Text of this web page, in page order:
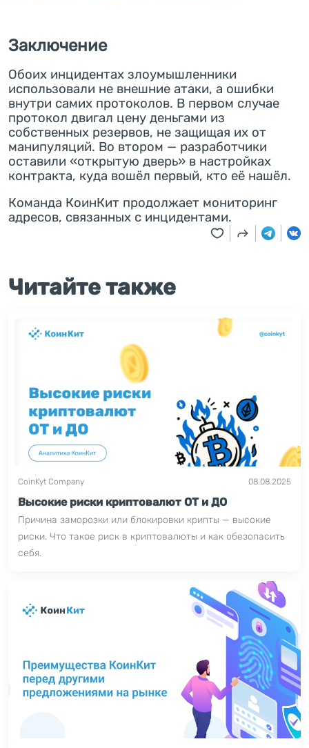
Заключение
Обоих инцидентах злоумышленники
использовали не внешние атаки, а ошибки
внутри самих протоколов. В первом случае
протокол двигал цену деньгами из
собственных резервов, не защищая их от
манипуляций. Во втором — разработчики
оставили «открытую дверь» в настройках
контракта, куда вошёл первый, кто её нашёл.
Команда КоинКит продолжает мониторинг
адресов, связанных с инцидентами.
Читайте также
CoinKyt Company 08.08.2025
Высокие риски криптовалют ОТ и ДО
Причина заморозки или блокировки крипты — высокие
риски. Что такое риск в криптовалюты и как обезопасить
себя.